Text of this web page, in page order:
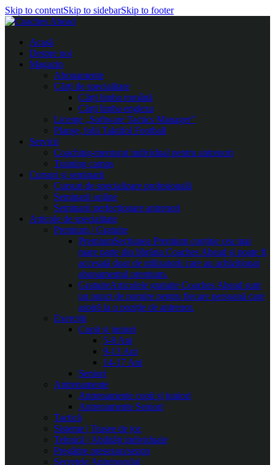
Skip to contentSkip to sidebarSkip to footer
Acasă
Despre noi
Magazin
Abonamente
Cărți de specialitate
Cărți limba română
Cărți limba engleza
Licențe „Software Tactics Manager”
Planșe, folii Taktifol Football
Servicii
Coaching-mentorat individual pentru antrenori
Training camps
Cursuri și seminarii
Cursuri de specializare profesională
Seminarii online
Seminarii perfecționare antrenori
Articole de specialitate
Premium / Gratuite
PremiumSecțiunea Premium conține cea mai
mare parte din librăria Coaches Ahead și poate fi
accesată doar de utilizatorii care au achiziționat
abonamentul premium.
GratuiteArticolele gratuite Coaches Ahead sunt
un punct de pornire pentru fiecare persoană care
aspiră la o poziție de antrenor.
Exerciții
Copii și juniori
5-8 Ani
9-13 Ani
14-17 Ani
Seniori
Antrenamente
Antrenamente copii și juniori
Antrenamente Seniori
Tactică
Sisteme | Trasee de joc
Tehnică | Abilități individuale
Pregătire presezon/sezon
Secretele Antrenorului